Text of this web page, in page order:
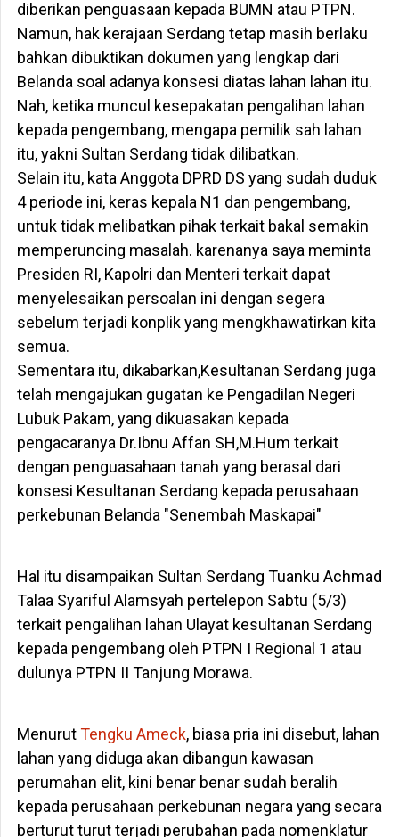
diberikan penguasaan kepada BUMN atau PTPN.
Namun, hak kerajaan Serdang tetap masih berlaku
bahkan dibuktikan dokumen yang lengkap dari
Belanda soal adanya konsesi diatas lahan lahan itu.
Nah, ketika muncul kesepakatan pengalihan lahan
kepada pengembang, mengapa pemilik sah lahan
itu, yakni Sultan Serdang tidak dilibatkan.
Selain itu, kata Anggota DPRD DS yang sudah duduk
4 periode ini, keras kepala N1 dan pengembang,
untuk tidak melibatkan pihak terkait bakal semakin
memperuncing masalah. karenanya saya meminta
Presiden RI, Kapolri dan Menteri terkait dapat
menyelesaikan persoalan ini dengan segera
sebelum terjadi konplik yang mengkhawatirkan kita
semua.
Sementara itu, dikabarkan,Kesultanan Serdang juga
telah mengajukan gugatan ke Pengadilan Negeri
Lubuk Pakam, yang dikuasakan kepada
pengacaranya Dr.Ibnu Affan SH,M.Hum terkait
dengan penguasahaan tanah yang berasal dari
konsesi Kesultanan Serdang kepada perusahaan
perkebunan Belanda "Senembah Maskapai"
Hal itu disampaikan Sultan Serdang Tuanku Achmad
Talaa Syariful Alamsyah pertelepon Sabtu (5/3)
terkait pengalihan lahan Ulayat kesultanan Serdang
kepada pengembang oleh PTPN I Regional 1 atau
dulunya PTPN II Tanjung Morawa.
MenurutTengku Ameck, biasa pria ini disebut, lahan
lahan yang diduga akan dibangun kawasan
perumahan elit, kini benar benar sudah beralih
kepada perusahaan perkebunan negara yang secara
berturut turut terjadi perubahan pada nomenklatur